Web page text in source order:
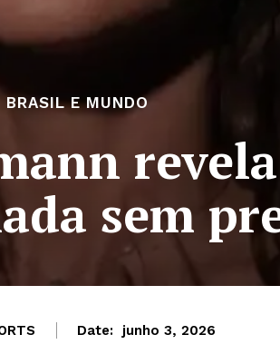
BRASIL E MUNDO
sem
Date: junho 3, 2026